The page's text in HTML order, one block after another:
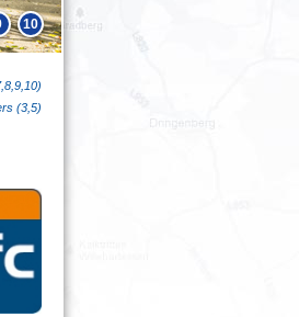
10
(3,5)